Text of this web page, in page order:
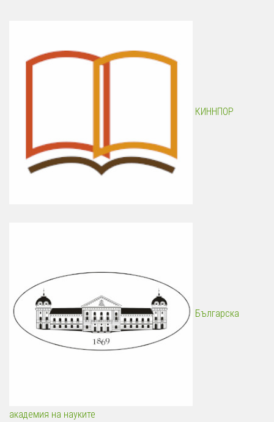
КИННПОР
Българска
академия на науките